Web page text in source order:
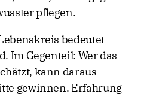
pflegen.
bedeutet
Im Gegenteil: Wer das
kann daraus
gewinnen. Erfahrung